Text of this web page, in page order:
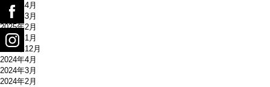
2025年4月
2025年3月
2025年2月
2025年1月
2024年12月
2024年4月
2024年3月
2024年2月